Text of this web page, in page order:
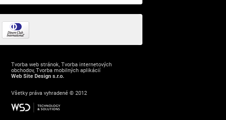
Tvorba web stránok, Tvorba internetových
obchodov, Tvorba mobilných aplikácií
Web Site Design s.r.o.
Všetky práva vyhradené © 2012